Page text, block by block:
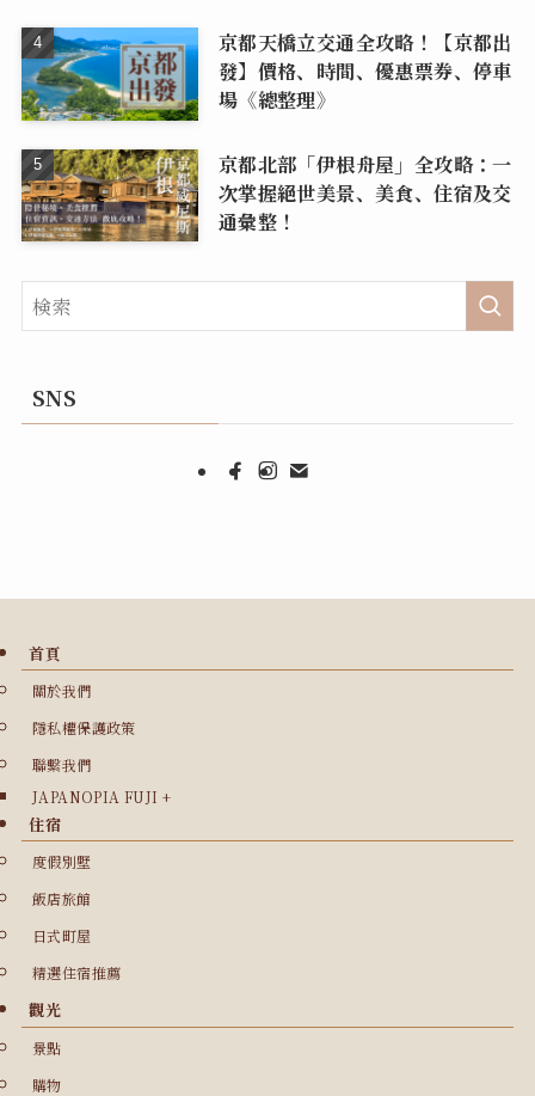
京都天橋立交通全攻略！【京都出
發】價格、時間、優惠票券、停車
場《總整理》
京都北部「伊根舟屋」全攻略：一
次掌握絕世美景、美食、住宿及交
通彙整！
SNS
首頁
關於我們
隱私權保護政策
聯繫我們
JAPANOPIA FUJI +
住宿
度假別墅
飯店旅館
日式町屋
精選住宿推薦
觀光
景點
購物